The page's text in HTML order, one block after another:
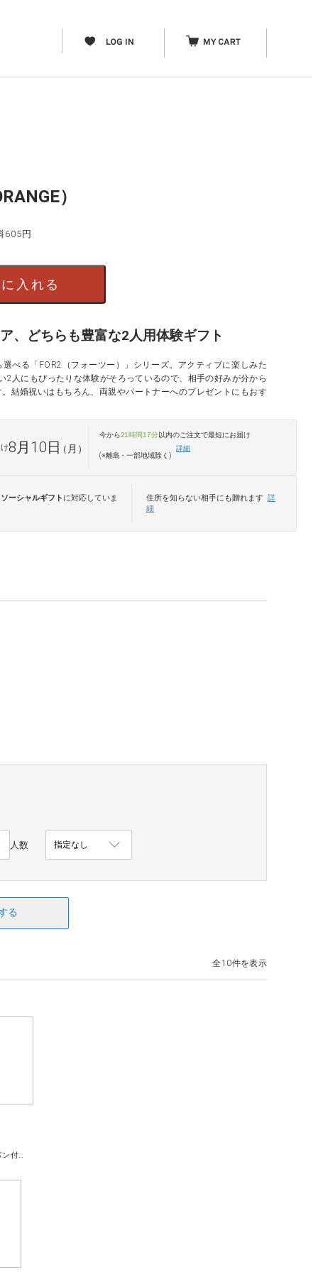
）
605円
入れる
、どちらも豊富な2人用体験ギフト
べる「FOR2（フォーツー）」シリーズ。アクティブに楽しみた
2人にもぴったりな体験がそろっているので、相手の好みが分から
結婚祝いはもちろん、両親やパートナーへのプレゼントにもおす
8月10日 （月）
今から21時間17分以内のご注文で最短にお届け
(※離島・一部地域除く)
詳細
ソーシャルギフト に対応していま 住所を知らない相手にも贈れます 詳
細
人数
る
全10件を表示
ランチコース（グラスシャンパン付き）